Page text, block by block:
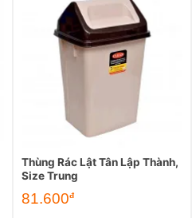
Thùng Rác Lật Tân Lập Thành,
Size Trung
81.600đ